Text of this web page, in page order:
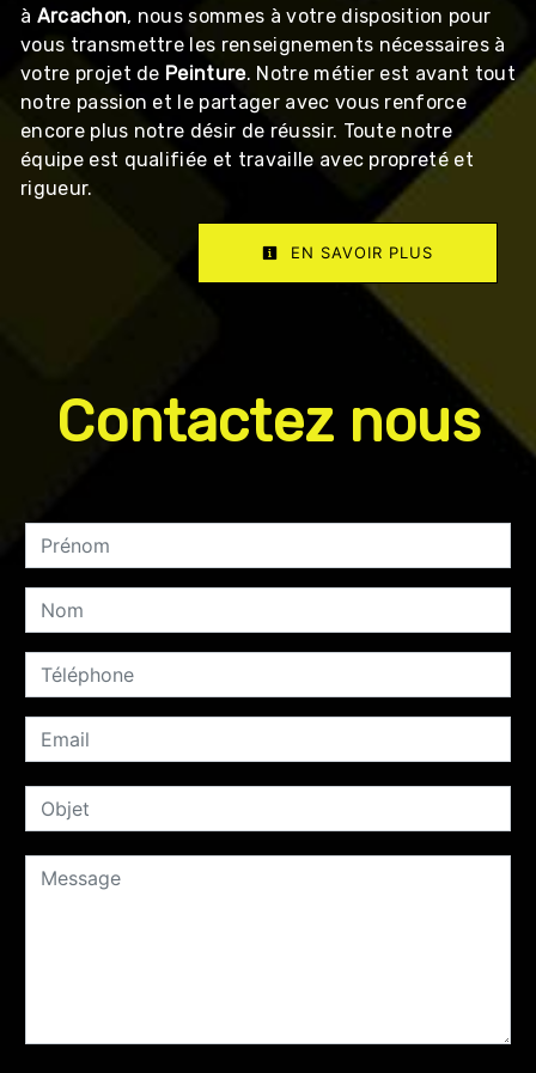
à Arcachon, nous sommes à votre disposition pour
vous transmettre les renseignements nécessaires à
votre projet de Peinture. Notre métier est avant tout
notre passion et le partager avec vous renforce
encore plus notre désir de réussir. Toute notre
équipe est qualifiée et travaille avec propreté et
rigueur.
EN SAVOIR PLUS
Contactez nous